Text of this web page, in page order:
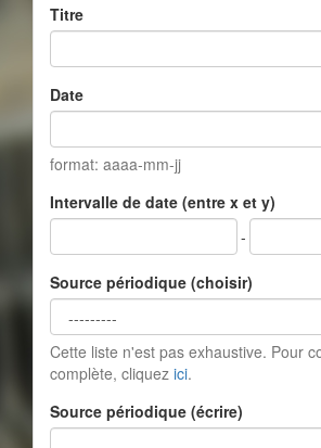
Titre
Date
format: aaaa-mm-jj
Intervalle de date (entre x et y)
-
Source périodique (choisir)
Cette liste n'est pas exhaustive. Pour
complète, cliquez ici.
Source périodique (écrire)